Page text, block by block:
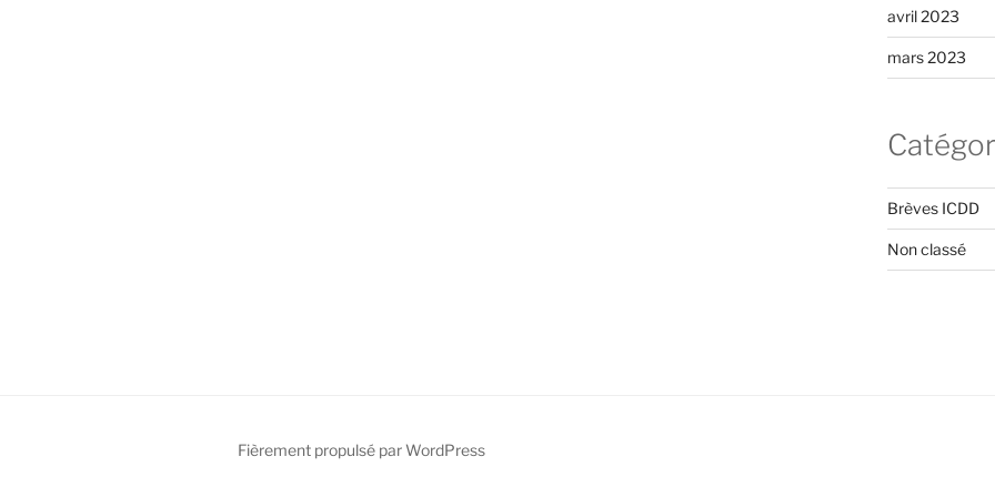
avril 2023
mars 2023
Brèves ICDD
Non classé
Fièrement propulsé par WordPress